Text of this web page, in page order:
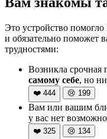
Это устройство
и обязательно поможет
трудностями:
Возникла срочная
самому себе, но
❤️ 444 😢 199
Вам или вашим
у вас нет
❤️ 325 😢 134